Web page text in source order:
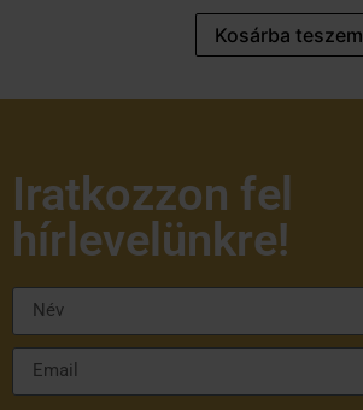
Kosárba teszem
Iratkozzon fel
hírlevelünkre!